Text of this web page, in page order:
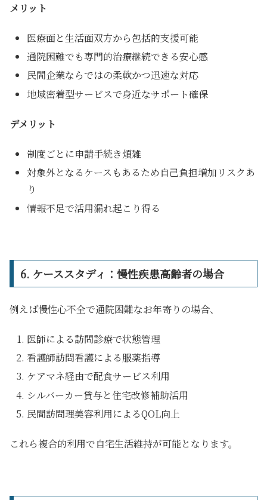
メリット
医療面と生活面双方から包括的支援可能
通院困難でも専門的治療継続できる安心感
民間企業ならではの柔軟かつ迅速な対応
地域密着型サービスで身近なサポート確保
デメリット
制度ごとに申請手続き煩雑
対象外となるケースもあるため自己負担増加リスクあ
り
情報不足で活用漏れ起こり得る
6. ケーススタディ：慢性疾患高齢者の場合
例えば慢性心不全で通院困難なお年寄りの場合、
医師による訪問診療で状態管理
看護師訪問看護による服薬指導
ケアマネ経由で配食サービス利用
シルバーカー貸与と住宅改修補助活用
民間訪問理美容利用によるQOL向上
これら複合的利用で自宅生活維持が可能となります。